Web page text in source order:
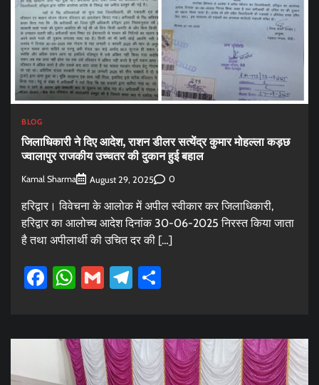
BLOG
जिलाधिकारी ने दिए आदेश, राशन डीलर सत्येंद्र कुमार मोहल्ला कड़छ
ज्वालापुर राजकीय उच्चतर की दुकान हुई बहाल
Kamal Sharma August 29, 2025 0
हरिद्वार। विवेचना के आलोक में अपील स्वीकार कर जिलाधिकारी,
हरिद्वार का आलोच्य आदेश दिनांक 30-06-2025 निरस्त किया जाता
है तथा अपीलार्थी की उचित दर की […]
Facebook
WhatsApp
GmailTelegram